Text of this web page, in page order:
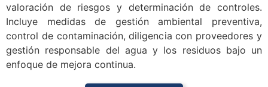
valoración de riesgos y determinación de controles.
Incluye medidas de gestión ambiental preventiva,
control de contaminación, diligencia con proveedores y
gestión responsable del agua y los residuos bajo un
enfoque de mejora continua.